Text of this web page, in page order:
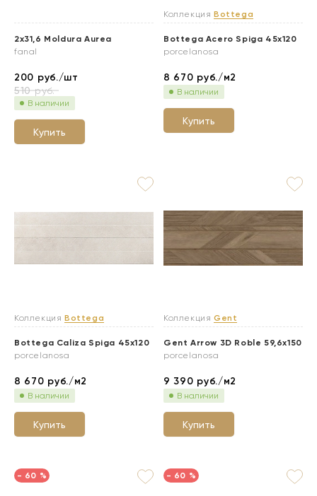
2x31,6 Moldura Aurea
fanal
200 руб./шт
510руб.
В наличии
Купить
Коллекция Bottega
Bottega Acero Spiga 45x120
porcelanosa
8 670 руб./м2
В наличии
Купить
Коллекция Bottega
Bottega Caliza Spiga 45x120
porcelanosa
8 670 руб./м2
В наличии
Купить
Коллекция Gent
Gent Arrow 3D Roble 59,6x150
porcelanosa
9 390 руб./м2
В наличии
Купить
- 60 % - 60 %